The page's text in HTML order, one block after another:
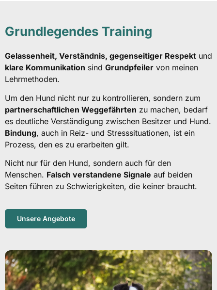
Grundlegendes Training
Gelassenheit, Verständnis, gegenseitiger Respekt und
klare Kommunikation sind Grundpfeiler von meinen
Lehrmethoden.
Um den Hund nicht nur zu kontrollieren, sondern zum
partnerschaftlichen Weggefährten zu machen, bedarf
es deutliche Verständigung zwischen Besitzer und Hund.
Bindung, auch in Reiz- und Stresssituationen, ist ein
Prozess, den es zu erarbeiten gilt.
Nicht nur für den Hund, sondern auch für den
Menschen. Falsch verstandene Signale auf beiden
Seiten führen zu Schwierigkeiten, die keiner braucht.
Unsere Angebote